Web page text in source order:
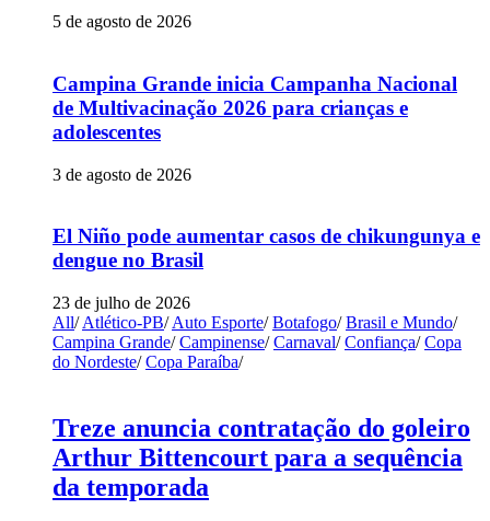
5 de agosto de 2026
Campina Grande inicia Campanha Nacional
de Multivacinação 2026 para crianças e
adolescentes
3 de agosto de 2026
El Niño pode aumentar casos de chikungunya e
dengue no Brasil
23 de julho de 2026
All/ Atlético-PB/ Auto Esporte/ Botafogo/ Brasil e Mundo/
Campina Grande/ Campinense/ Carnaval/ Confiança/ Copa
do Nordeste/ Copa Paraíba/
Treze anuncia contratação do goleiro
Arthur Bittencourt para a sequência
da temporada